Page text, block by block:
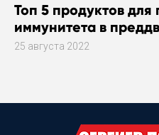
Топ 5 продуктов для
иммунитета в
25 августа 2022